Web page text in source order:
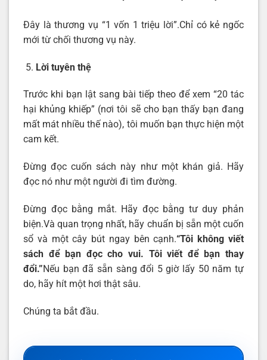
Đây là thương vụ “1 vốn 1 triệu lời”.Chỉ có kẻ ngốc
mới từ chối thương vụ này.
Lời tuyên thệ
Trước khi bạn lật sang bài tiếp theo để xem “20 tác
hại khủng khiếp” (nơi tôi sẽ cho bạn thấy bạn đang
mất mát nhiều thế nào), tôi muốn bạn thực hiện một
cam kết.
Đừng đọc cuốn sách này như một khán giả. Hãy
đọc nó như một người đi tìm đường.
Đừng đọc bằng mắt. Hãy đọc bằng tư duy phản
biện.Và quan trọng nhất, hãy chuẩn bị sẵn một cuốn
sổ và một cây bút ngay bên cạnh.“Tôi không viết
sách để bạn đọc cho vui. Tôi viết để bạn thay
đổi.”Nếu bạn đã sẵn sàng đổi 5 giờ lấy 50 năm tự
do, hãy hít một hơi thật sâu.
Chúng ta bắt đầu.